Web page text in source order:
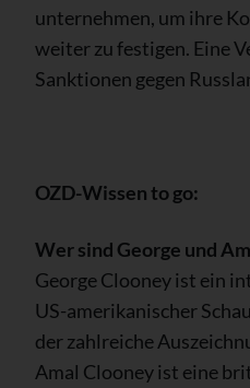
unternehmen, um ihre
weiter zu festigen. Eine
Sanktionen gegen
OZD-Wissen to go:
Wer sind George und
George Clooney ist ein
US-amerikanischer
der zahlreiche
Amal Clooney ist eine